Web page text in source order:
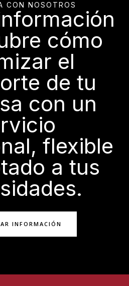
d
e
CON NOSOTROS
cómo
el
de tu
con un
flexible
a tus
INFORMACIÓN